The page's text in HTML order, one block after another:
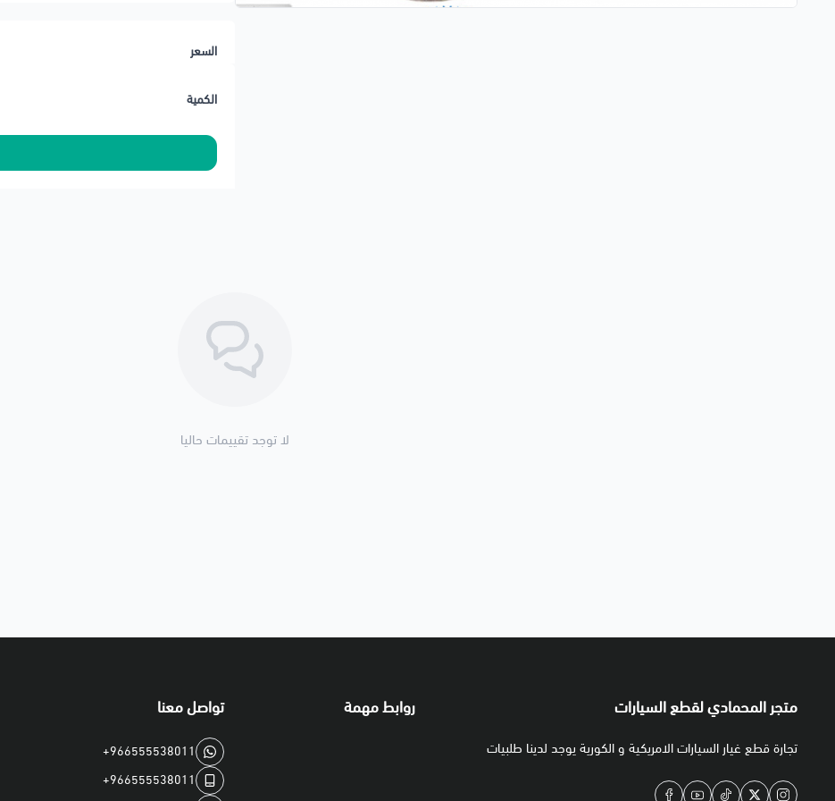
⚠️ يُفضّل التأكد من رقم الشاصي قبل الطلب
السعر
الكمية
لا توجد تقييمات حاليا
متجر المحمادي لقطع السيارات
تجارة قطع غيار السيارات الامريكية و الكورية يوجد لدينا طلبيات
روابط مهمة تواصل معنا
+966555538011
+966555538011